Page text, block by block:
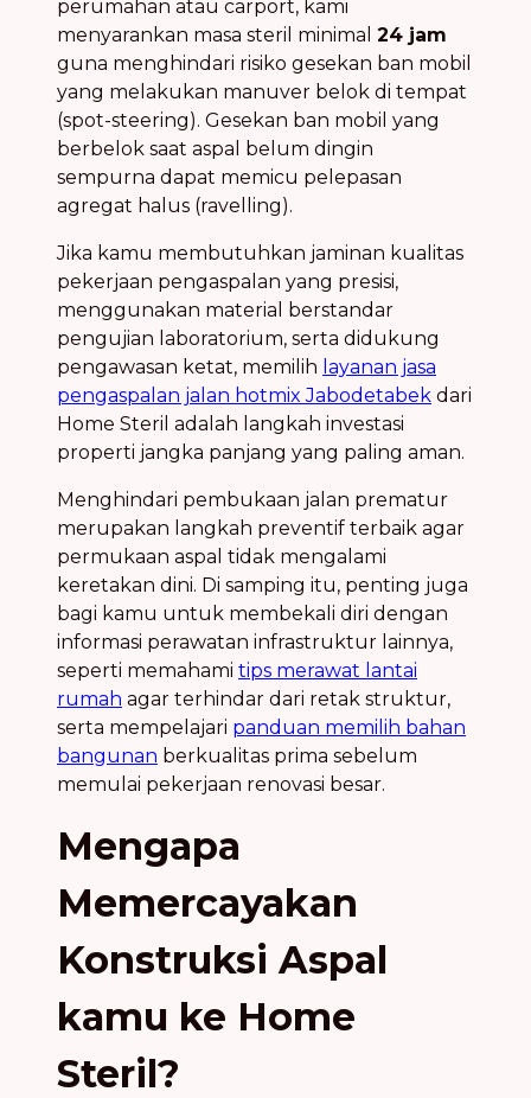
perumahan atau carport, kami
menyarankan masa steril minimal 24 jam
guna menghindari risiko gesekan ban mobil
yang melakukan manuver belok di tempat
(spot-steering). Gesekan ban mobil yang
berbelok saat aspal belum dingin
sempurna dapat memicu pelepasan
agregat halus (ravelling).
Jika kamu membutuhkan jaminan kualitas
pekerjaan pengaspalan yang presisi,
menggunakan material berstandar
pengujian laboratorium, serta didukung
pengawasan ketat, memilih layanan jasa
pengaspalan jalan hotmix Jabodetabek dari
Home Steril adalah langkah investasi
properti jangka panjang yang paling aman.
Menghindari pembukaan jalan prematur
merupakan langkah preventif terbaik agar
permukaan aspal tidak mengalami
keretakan dini. Di samping itu, penting juga
bagi kamu untuk membekali diri dengan
informasi perawatan infrastruktur lainnya,
seperti memahami tips merawat lantai
rumah agar terhindar dari retak struktur,
serta mempelajari panduan memilih bahan
bangunan berkualitas prima sebelum
memulai pekerjaan renovasi besar.
Mengapa
Memercayakan
Konstruksi Aspal
kamu ke Home
Steril?